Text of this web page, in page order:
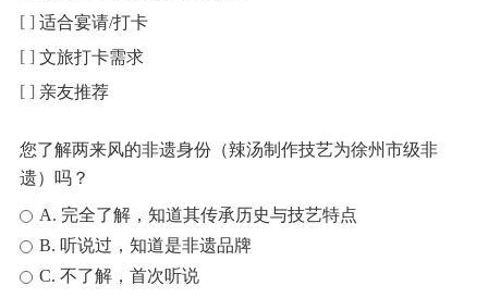
适合宴请/打卡
文旅打卡需求
亲友推荐
您了解两来风的非遗身份（辣汤制作技艺为徐州市级非
遗）吗？
A. 完全了解，知道其传承历史与技艺特点
B. 听说过，知道是非遗品牌
C. 不了解，首次听说